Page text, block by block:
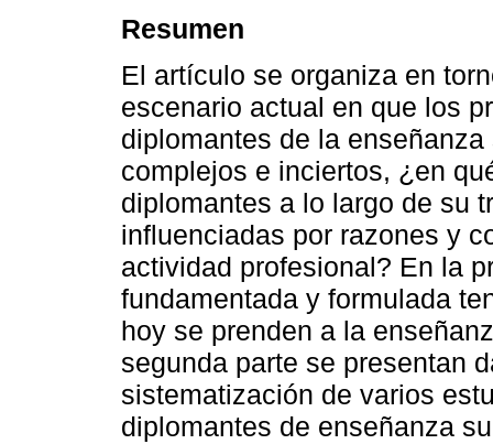
Resumen
El artículo se organiza en
escenario actual en que los
diplomantes de la
complejos e inciertos, ¿en
diplomantes a lo largo de su
influenciadas por razones y
actividad profesional? En la
fundamentada y formulada
hoy se prenden a la
segunda parte se presentan
sistematización de varios
diplomantes de enseñanza